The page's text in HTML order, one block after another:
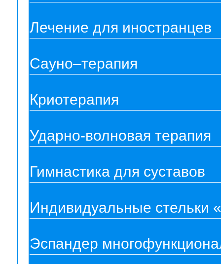
Лечение для иностранцев
Сауно–терапия
Криотерапия
Ударно-волновая терапия
Гимнастика для суставов
Индивидуальные стельки
Эспандер